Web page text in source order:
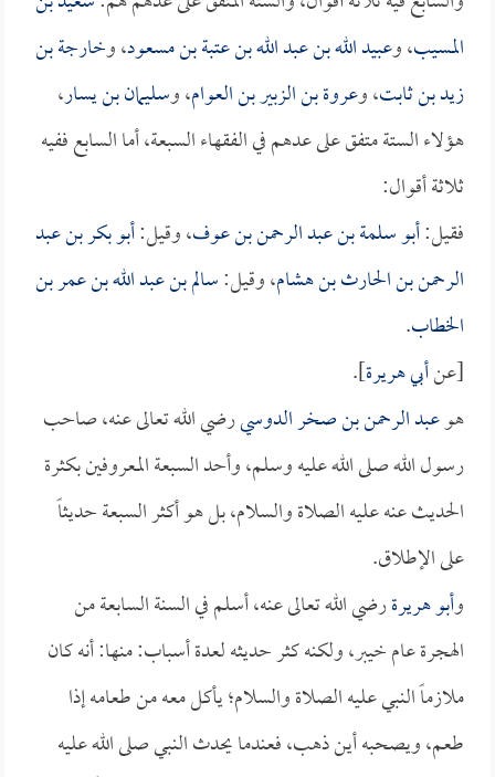
المسيب، وعبيد الله بن عبد الله بن عتبة بن مسعود، وخارجة بن
زيد بن ثابت، وعروة بن الزبير بن العوام، وسليمان بن يسار،
هؤلاء الستة متفق على عدهم في الفقهاء السبعة، أما السابع ففيه
ثلاثة أقوال:
فقيل:أبو سلمة بن عبد الرحمن بن عوف، وقيل:أبو بكر بن عبد
الرحمن بن الحارث بن هشام، وقيل:سالم بن عبد الله بن عمر بن
الخطاب.
[عنأبي هريرة].
هوعبد الرحمن بن صخر الدوسيرضي الله تعالى عنه، صاحب
رسول الله صلى الله عليه وسلم، وأحد السبعة المعروفين بكثرة
الحديث عنه عليه الصلاة والسلام، بل هو أكثر السبعة حديثاً
على الإطلاق.
وأبو هريرةرضي الله تعالى عنه، أسلم في السنة السابعة من
الهجرة عام خيبر، ولكنه كثر حديثه لعدة أسباب: منها: أنه كان
ملازماً النبي عليه الصلاة والسلام؛ يأكل معه من طعامه إذا
طعم، ويصحبه أين ذهب، فعندما يحدث النبي صلى الله عليه